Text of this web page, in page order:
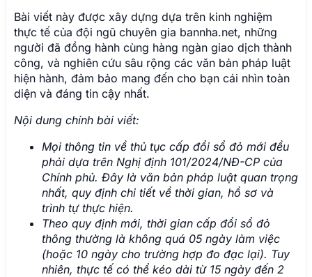
Bài viết này được xây dựng dựa trên kinh nghiệm
thực tế của đội ngũ chuyên gia bannha.net, những
người đã đồng hành cùng hàng ngàn giao dịch thành
công, và nghiên cứu sâu rộng các văn bản pháp luật
hiện hành, đảm bảo mang đến cho bạn cái nhìn toàn
diện và đáng tin cậy nhất.
Nội dung chính bài viết:
Mọi thông tin về thủ tục cấp đổi sổ đỏ mới đều
phải dựa trên Nghị định 101/2024/NĐ-CP của
Chính phủ. Đây là văn bản pháp luật quan trọng
nhất, quy định chi tiết về thời gian, hồ sơ và
trình tự thực hiện.
Theo quy định mới, thời gian cấp đổi sổ đỏ
thông thường là không quá 05 ngày làm việc
(hoặc 10 ngày cho trường hợp đo đạc lại). Tuy
nhiên, thực tế có thể kéo dài từ 15 ngày đến 2